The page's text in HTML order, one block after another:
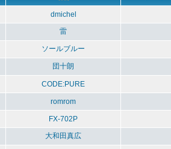
dmichel
雷
ソールブルー
団十朗
CODE:PURE
romrom
FX-702P
大和田真広